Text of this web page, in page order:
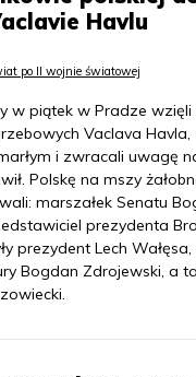
Havlu
po II wojnie światowej
w piątek w Pradze wzięli
Vaclava Havla,
i zwracali uwagę
Polskę na mszy
marszałek Senatu
prezydenta
prezydent Lech
Bogdan Zdrojewski, a